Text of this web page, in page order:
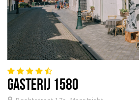
GASTERIJ 1580